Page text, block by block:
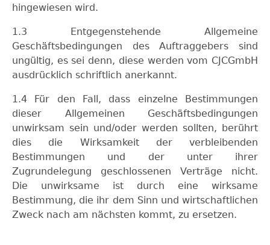
hingewiesen wird.
1.3 Entgegenstehende Allgemeine
Geschäftsbedingungen des Auftraggebers sind
ungültig, es sei denn, diese werden vom CJCGmbH
ausdrücklich schriftlich anerkannt.
1.4 Für den Fall, dass einzelne Bestimmungen
dieser Allgemeinen Geschäftsbedingungen
unwirksam sein und/oder werden sollten, berührt
dies die Wirksamkeit der verbleibenden
Bestimmungen und der unter ihrer
Zugrundelegung geschlossenen Verträge nicht.
Die unwirksame ist durch eine wirksame
Bestimmung, die ihr dem Sinn und wirtschaftlichen
Zweck nach am nächsten kommt, zu ersetzen.